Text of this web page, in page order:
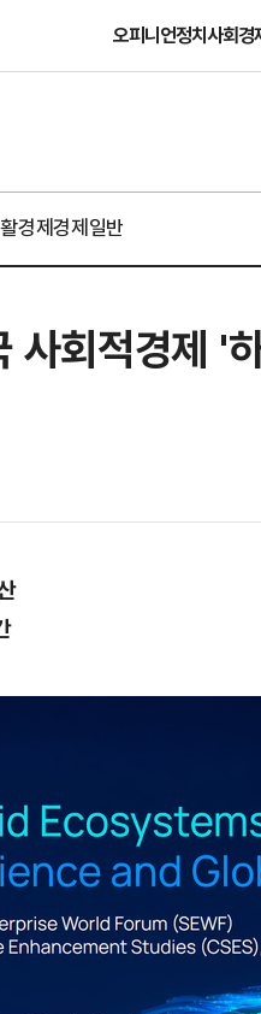
오피니언정치사회경
경제경제일반
사회적경제 '